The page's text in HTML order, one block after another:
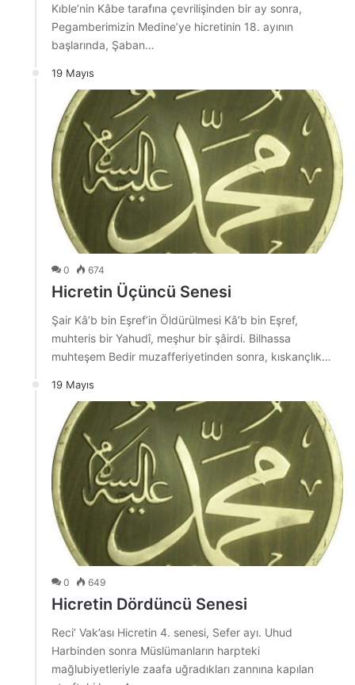
Kıble’nin Kâbe tarafına çevrilişinden bir ay sonra,
Pegamberimizin Medine’ye hicretinin 18. ayının
başlarında, Şaban…
19 Mayıs
0 674
Hicretin Üçüncü Senesi
Şair Kâ’b bin Eşref’in Öldürülmesi Kâ’b bin Eşref,
muhteris bir Yahudî, meşhur bir şâirdi. Bilhassa
muhteşem Bedir muzafferiyetinden sonra, kıskançlık…
19 Mayıs
0 649
Hicretin Dördüncü Senesi
Reci’ Vak’ası Hicretin 4. senesi, Sefer ayı. Uhud
Harbinden sonra Müslümanların harpteki
mağlubiyetleriyle zaafa uğradıkları zannına kapılan